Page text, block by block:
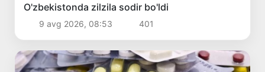
O'zbekistonda zilzila sodir bo'ldi
9 avg 2026, 08:53 401